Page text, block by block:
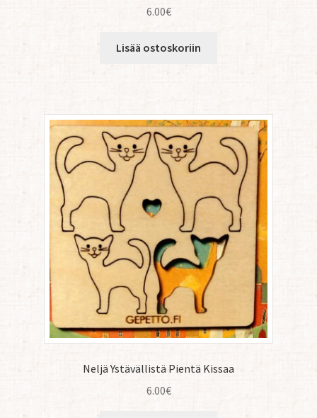
6.00€
Lisää ostoskoriin
Neljä Ystävällistä Pientä Kissaa
6.00€